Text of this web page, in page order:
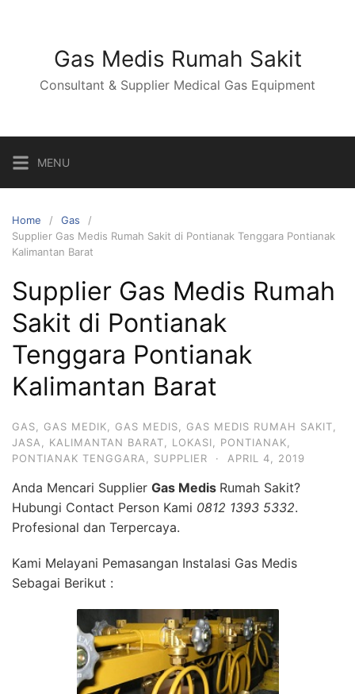
Gas Medis Rumah Sakit
Consultant & Supplier Medical Gas Equipment
MENU
Home
Gas
Supplier Gas Medis Rumah Sakit di Pontianak Tenggara Pontianak
Kalimantan Barat
Supplier Gas Medis Rumah
Sakit di Pontianak
Tenggara Pontianak
Kalimantan Barat
GAS GAS MEDIK GAS MEDIS GAS MEDIS RUMAH SAKIT
JASA
KALIMANTAN BARAT LOKASI PONTIANAK
PONTIANAK TENGGARA
SUPPLIER · APRIL 4, 2019
Anda Mencari Supplier Gas Medis Rumah Sakit?
Hubungi Contact Person Kami 0812 1393 5332.
Profesional dan Terpercaya.
Kami Melayani Pemasangan Instalasi Gas Medis
Sebagai Berikut :